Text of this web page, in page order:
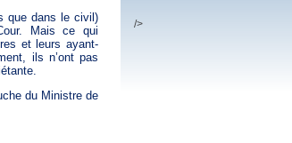
que dans le civil)
Mais ce qui
et leurs ayant-
ils n’ont pas
du Ministre de
/>